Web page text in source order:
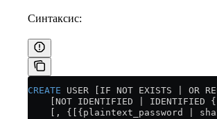
Синтаксис:
CREATE USER [IF NOT EXISTS | OR
[NOT IDENTIFIED | IDENTIFIED
[, {[{plaintext_password |